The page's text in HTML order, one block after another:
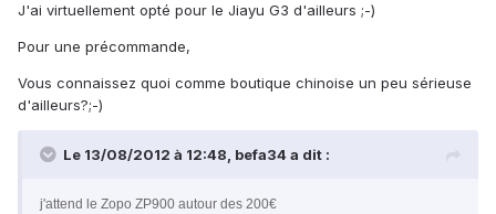
J'ai virtuellement opté pour le Jiayu G3 d'ailleurs ;-)
Pour une précommande,
Vous connaissez quoi comme boutique chinoise un peu sérieuse
d'ailleurs?;-)
Le 13/08/2012 à 12:48, befa34 a dit :
j'attend le Zopo ZP900 autour des 200€